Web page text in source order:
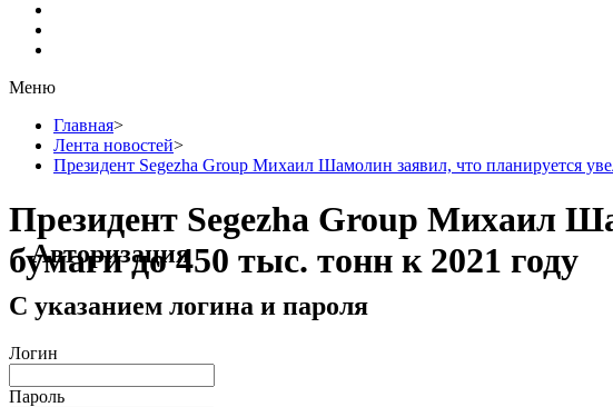
Меню
Главная>
Лента новостей>
Президент Segezha Group Михаил Шамолин заявил, что планируется
Президент Segezha Group Михаил
бумаги до 450 тыс. тонн к 2021 году
Авторизация
С указанием логина и пароля
Логин
Пароль